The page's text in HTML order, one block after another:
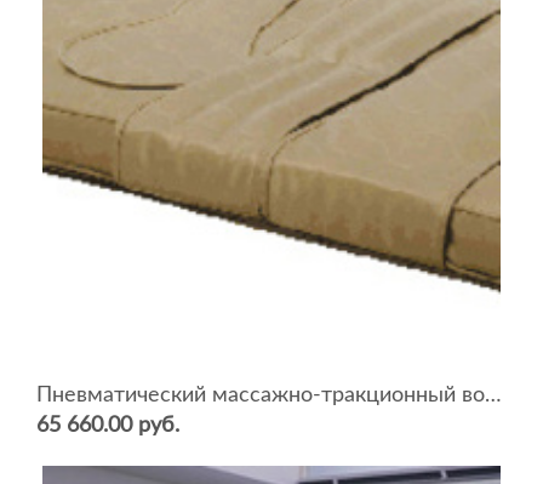
Пневматический массажно-тракционный воздушный матрас А-606
65 660.00 руб.